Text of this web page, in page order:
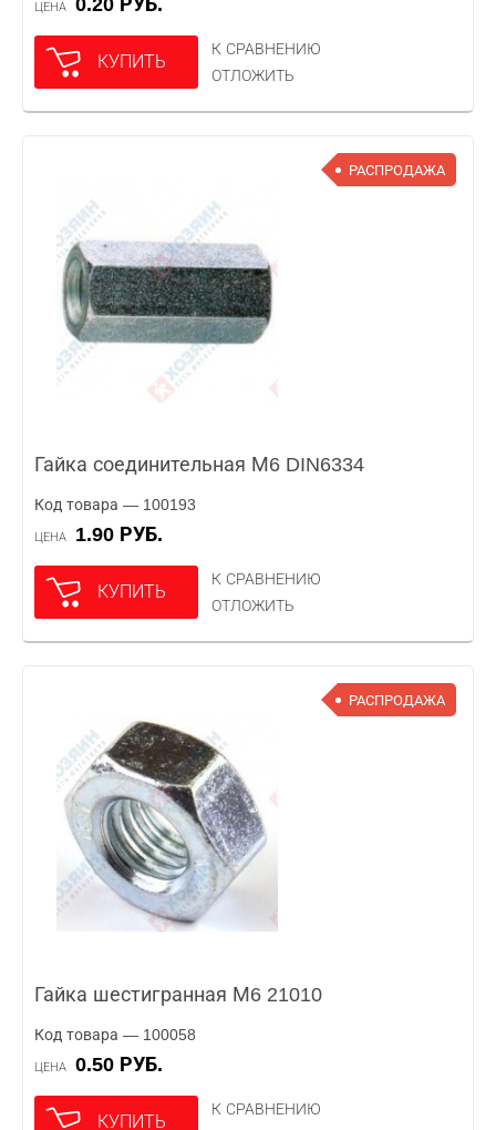
ЦЕНА 0.20 РУБ.
КУПИТЬ
К СРАВНЕНИЮ
ОТЛОЖИТЬ
РАСПРОДАЖА
Гайка соединительная М6 DIN6334
Код товара — 100193
ЦЕНА 1.90 РУБ.
КУПИТЬ
К СРАВНЕНИЮ
ОТЛОЖИТЬ
РАСПРОДАЖА
Гайка шестигранная М6 21010
Код товара — 100058
ЦЕНА 0.50 РУБ.
КУПИТЬ
К СРАВНЕНИЮ